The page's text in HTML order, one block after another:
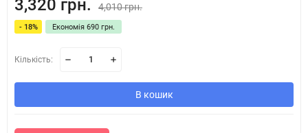
3,320 грн. 4,010 грн.
- 18% Економія 690 грн.
Кількість:
В кошик